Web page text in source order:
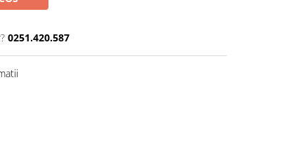
0251.420.587